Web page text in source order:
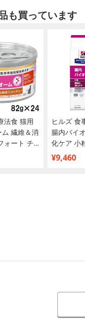
も買っています
法食 猫用
繊維＆消
ォート チ
シチュー
ヒルズ 食
腸内バイ
化ケア 小
¥9,460